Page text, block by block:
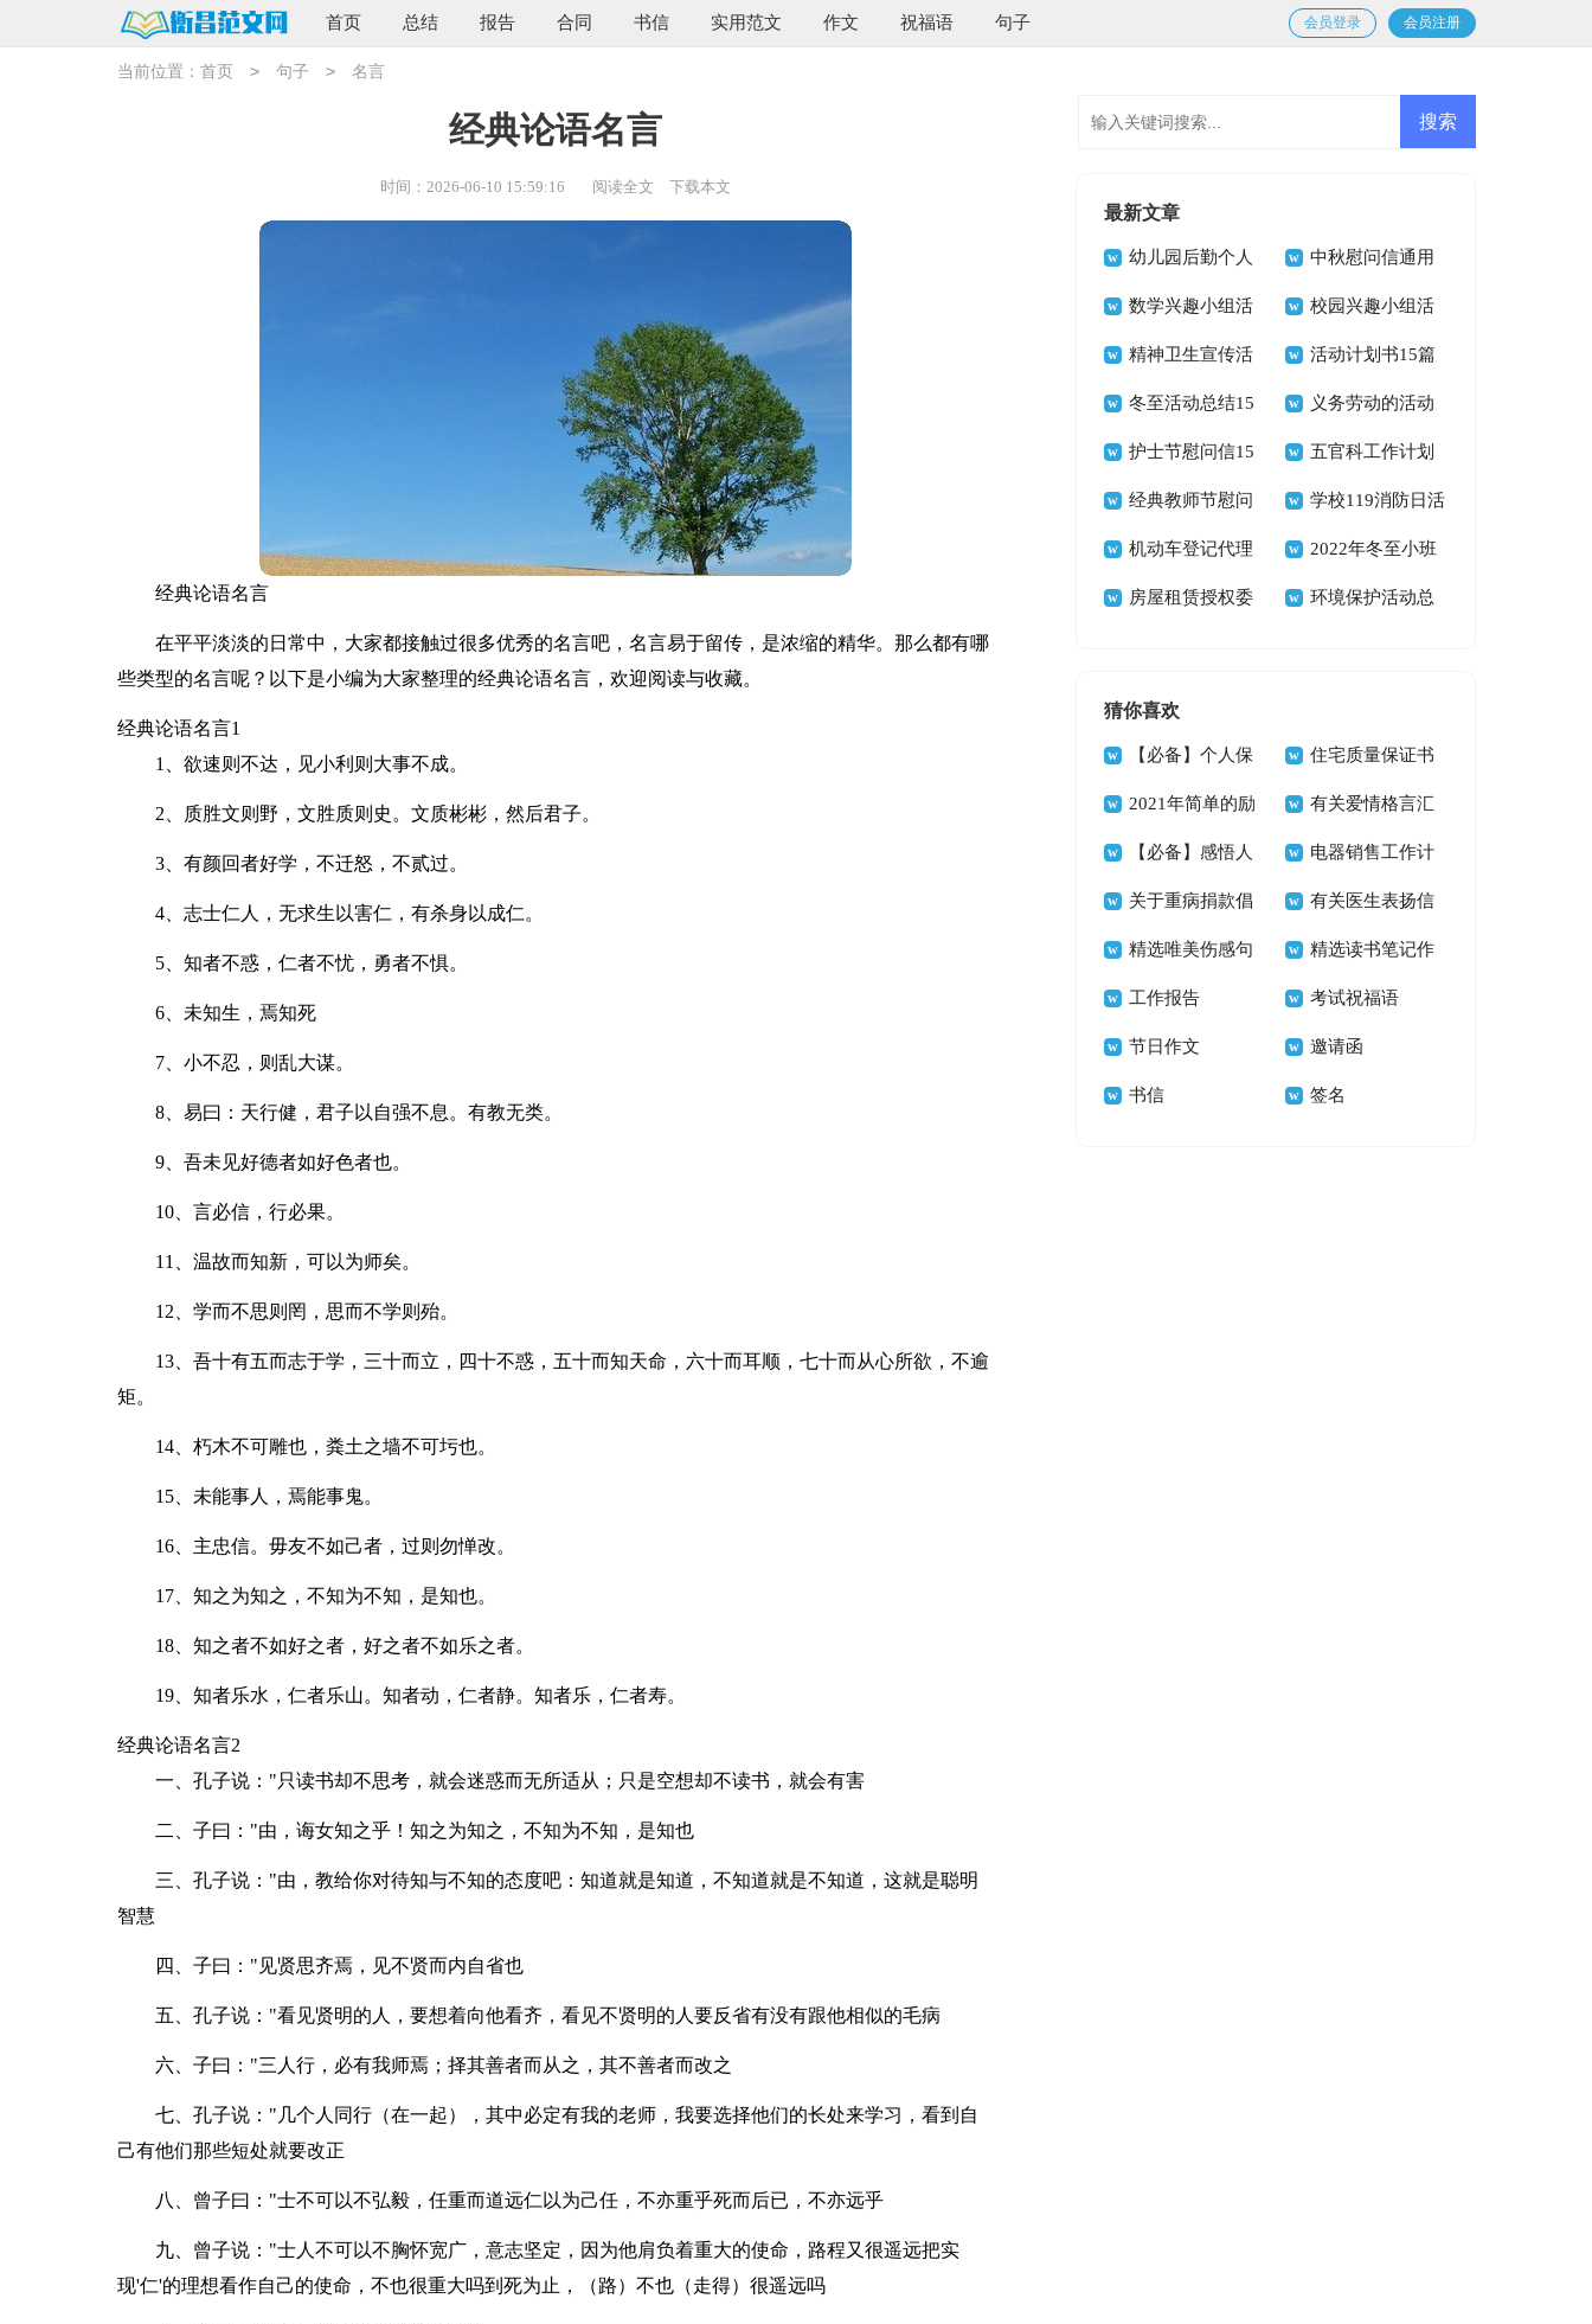
首页 总结 报告 合同 书信 实用范文 作文 祝福语 句子 会员登录 会员注册
当前位置： 首页 > 句子 > 名言
经典论语名言
时间：2026-06-10 15:59:16 阅读全文 下载本文
经典论语名言
在平平淡淡的日常中，大家都接触过很多优秀的名言吧，名言易于留传，是浓缩的精华。那么都有哪
些类型的名言呢？以下是小编为大家整理的经典论语名言，欢迎阅读与收藏。
经典论语名言1
1、欲速则不达，见小利则大事不成。
2、质胜文则野，文胜质则史。文质彬彬，然后君子。
3、有颜回者好学，不迁怒，不贰过。
4、志士仁人，无求生以害仁，有杀身以成仁。
5、知者不惑，仁者不忧，勇者不惧。
6、未知生，焉知死
7、小不忍，则乱大谋。
8、易曰：天行健，君子以自强不息。有教无类。
9、吾未见好德者如好色者也。
10、言必信，行必果。
11、温故而知新，可以为师矣。
12、学而不思则罔，思而不学则殆。
13、吾十有五而志于学，三十而立，四十不惑，五十而知天命，六十而耳顺，七十而从心所欲，不逾
矩。
14、朽木不可雕也，粪土之墙不可圬也。
15、未能事人，焉能事鬼。
16、主忠信。毋友不如己者，过则勿惮改。
17、知之为知之，不知为不知，是知也。
18、知之者不如好之者，好之者不如乐之者。
19、知者乐水，仁者乐山。知者动，仁者静。知者乐，仁者寿。
经典论语名言2
一、孔子说："只读书却不思考，就会迷惑而无所适从；只是空想却不读书，就会有害
二、子曰："由，诲女知之乎！知之为知之，不知为不知，是知也
三、孔子说："由，教给你对待知与不知的态度吧：知道就是知道，不知道就是不知道，这就是聪明
智慧
四、子曰："见贤思齐焉，见不贤而内自省也
五、孔子说："看见贤明的人，要想着向他看齐，看见不贤明的人要反省有没有跟他相似的毛病
六、子曰："三人行，必有我师焉；择其善者而从之，其不善者而改之
七、孔子说："几个人同行（在一起），其中必定有我的老师，我要选择他们的长处来学习，看到自
己有他们那些短处就要改正
八、曾子曰："士不可以不弘毅，任重而道远仁以为己任，不亦重乎死而后已，不亦远乎
九、曾子说："士人不可以不胸怀宽广，意志坚定，因为他肩负着重大的使命，路程又很遥远把实
现'仁'的理想看作自己的使命，不也很重大吗到死为止，（路）不也（走得）很遥远吗
最新文章
幼儿园后勤个人
工作计划
中秋慰问信通用
15篇
数学兴趣小组活
动总结
校园兴趣小组活
动总结
精神卫生宣传活
动总结
活动计划书15篇
冬至活动总结15
篇
义务劳动的活动
总结
护士节慰问信15
篇
五官科工作计划
经典教师节慰问
信
学校119消防日活
动总结
机动车登记代理
委托书
2022年冬至小班
活动总结
房屋租赁授权委 环境保护活动总
猜你喜欢
【必备】个人保
证书三篇
住宅质量保证书
九篇
2021年简单的励
志座右铭锦集67句
有关爱情格言汇
总74句
【必备】感悟人
生的格言合集60句
电器销售工作计
划
关于重病捐款倡
议书集锦6篇
有关医生表扬信
四篇
精选唯美伤感句
子45条
精选读书笔记作
文三篇
工作报告 考试祝福语
节日作文 邀请函
书信 签名